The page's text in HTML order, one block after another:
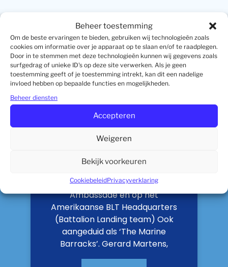
Beheer toestemming
Om de beste ervaringen te bieden, gebruiken wij technologieën zoals
cookies om informatie over je apparaat op te slaan en/of te raadplegen.
Door in te stemmen met deze technologieën kunnen wij gegevens zoals
surfgedrag of unieke ID's op deze site verwerken. Als je geen
toestemming geeft of je toestemming intrekt, kan dit een nadelige
invloed hebben op bepaalde functies en mogelijkheden.
Beheer diensten
Accepteren
Weigeren
Bekijk voorkeuren
CookiebeleidPrivacyverklaring
REMEMBER 23 October 1983
Aanslag Amerikaanse
Ambassade en op het
Amerikaanse BLT Headquarters
(Battalion Landing team) Ook
aangeduid als ‘The Marine
Barracks’. Gerard Martens,